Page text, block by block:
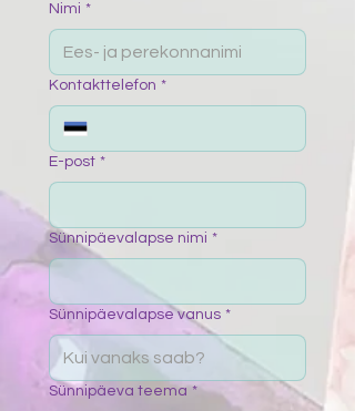
Nimi *
Kontakttelefon *
E-post *
Sünnipäevalapse nimi *
Sünnipäevalapse vanus *
Sünnipäeva teema *